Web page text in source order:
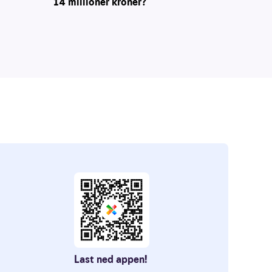
Last ned appen!